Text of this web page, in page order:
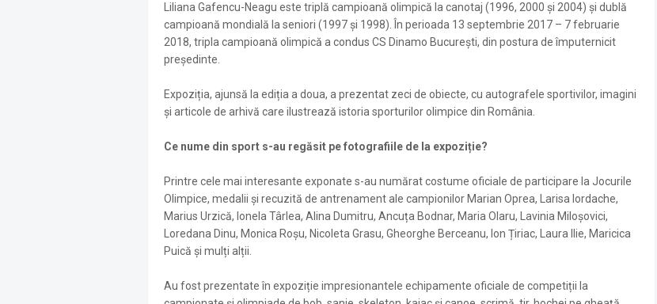
Liliana Gafencu-Neagu este triplă campioană olimpică la canotaj (1996, 2000 și 2004) și dublă
campioană mondială la seniori (1997 și 1998). În perioada 13 septembrie 2017 – 7 februarie
2018, tripla campioană olimpică a condus CS Dinamo București, din postura de împuternicit
președinte.
Expoziția, ajunsă la ediția a doua, a prezentat zeci de obiecte, cu autografele sportivilor, imagini
și articole de arhivă care ilustrează istoria sporturilor olimpice din România.
Ce nume din sport s-au regăsit pe fotografiile de la expoziție?
Printre cele mai interesante exponate s-au numărat costume oficiale de participare la Jocurile
Olimpice, medalii și recuzită de antrenament ale campionilor Marian Oprea, Larisa Iordache,
Marius Urzică, Ionela Târlea, Alina Dumitru, Ancuța Bodnar, Maria Olaru, Lavinia Miloșovici,
Loredana Dinu, Monica Roşu, Nicoleta Grasu, Gheorghe Berceanu, Ion Țiriac, Laura Ilie, Maricica
Puică și mulți alții.
Au fost prezentate în expoziție impresionantele echipamente oficiale de competiții la